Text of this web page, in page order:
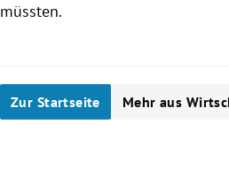
müssten.
Zur Startseite Mehr aus